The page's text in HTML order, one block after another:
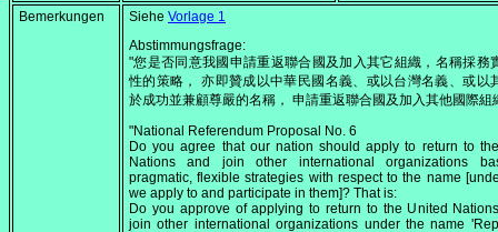
Bemerkungen Siehe Vorlage 1
Abstimmungsfrage:
"您是否同意我國申請重返聯合國及加入其它組織，名稱採務
性的策略， 亦即贊成以中華民國名義、或以台灣名義、或以
於成功並兼顧尊嚴的名稱， 申請重返聯合國及加入其他國際組
"National Referendum Proposal No. 6
Do you agree that our nation should apply to return to
Nations and join other international organizations
pragmatic, flexible strategies with respect to the name
we apply to and participate in them]? That is:
Do you approve of applying to return to the United
join other international organizations under the name